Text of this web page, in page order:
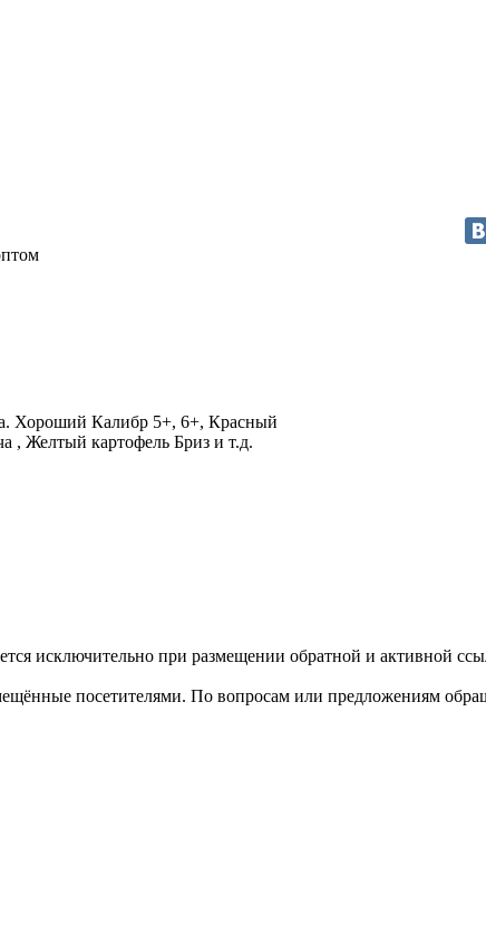
Хороший Калибр 5+, 6+, Красный
, Желтый картофель Бриз и т.д.
исключительно при размещении обратной и активной
посетителями. По вопросам или предложениям